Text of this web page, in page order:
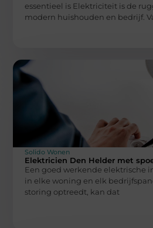
essentieel is Elektriciteit is de
modern huishouden en bedrijf.
Solido Wonen
Elektricien Den Helder met
Een goed werkende elektrische
in elke woning en elk
storing optreedt, kan dat